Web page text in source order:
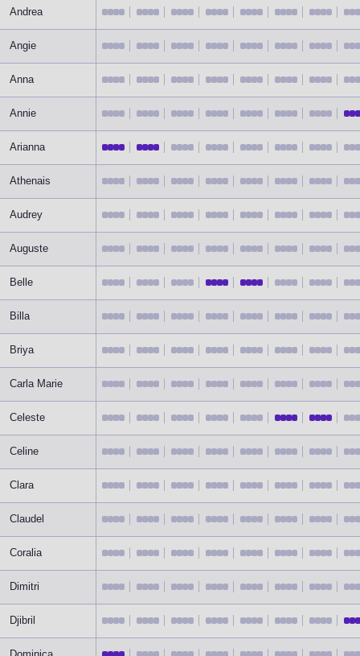
Andrea
Angie
Anna
Annie
Arianna
Athenais
Audrey
Auguste
Belle
Billa
Briya
Carla Marie
Celeste
Celine
Clara
Claudel
Coralia
Dimitri
Djibril